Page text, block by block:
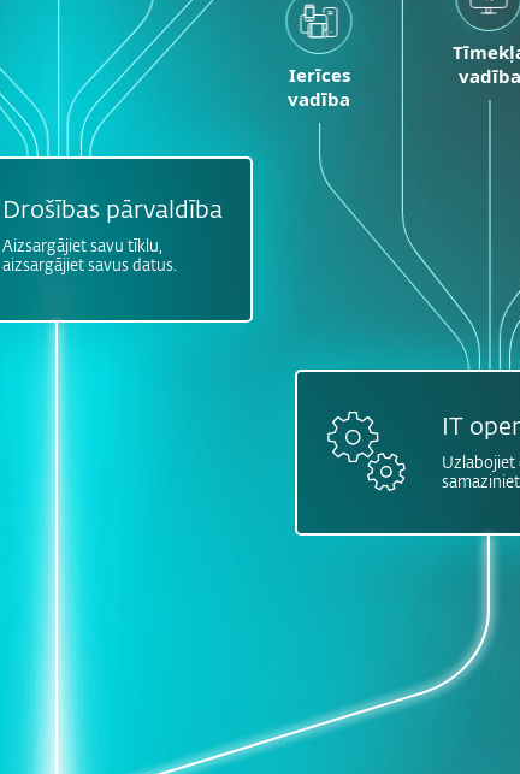
Drošības pārvaldība
Aizsargājiet savu tīklu,
aizsargājiet savus datus.
Ierīces
vadība
vadība
IT
Uzlabojiet